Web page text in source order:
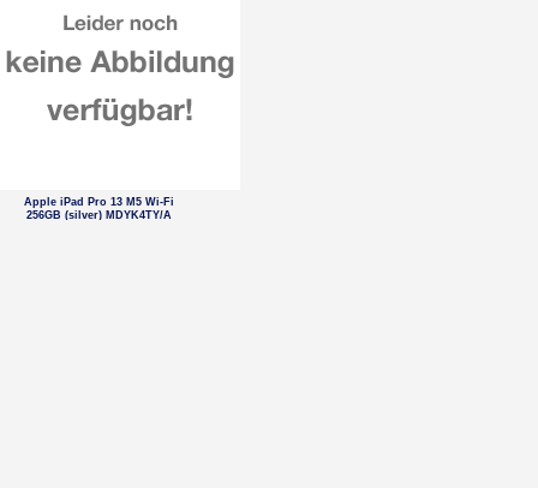
Apple iPad Pro 13 M5 Wi-Fi
256GB (silver) MDYK4TY/A